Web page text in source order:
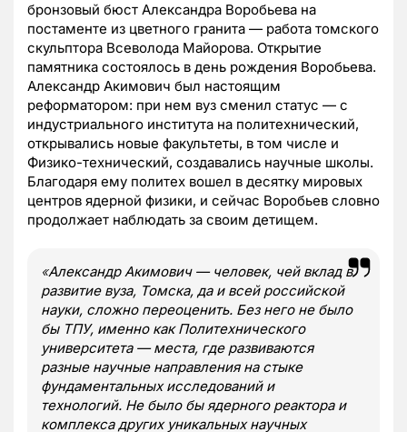
бронзовый бюст Александра Воробьева на
постаменте из цветного гранита — работа томского
скульптора Всеволода Майорова. Открытие
памятника состоялось в день рождения Воробьева.
Александр Акимович был настоящим
реформатором: при нем вуз сменил статус — с
индустриального института на политехнический,
открывались новые факультеты, в том числе и
Физико-технический, создавались научные школы.
Благодаря ему политех вошел в десятку мировых
центров ядерной физики, и сейчас Воробьев словно
продолжает наблюдать за своим детищем.
«Александр Акимович — человек, чей вклад в
развитие вуза, Томска, да и всей российской
науки, сложно переоценить. Без него не было
бы ТПУ, именно как Политехнического
университета — места, где развиваются
разные научные направления на стыке
фундаментальных исследований и
технологий. Не было бы ядерного реактора и
комплекса других уникальных научных